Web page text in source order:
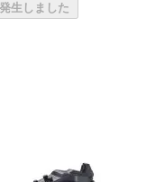
生しました